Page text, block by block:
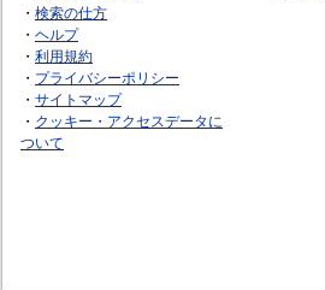
・ 検索の仕方
・ ヘルプ
・ 利用規約
・ プライバシーポリシー
・ サイトマップ
・ クッキー・アクセスデータに
ついて